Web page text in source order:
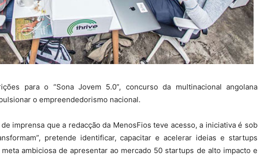
para o “Sona Jovem 5.0”, concurso da multinacional angolana
o empreendedorismo nacional.
imprensa que a redacção da MenosFios teve acesso, a iniciativa é sob
pretende identificar, capacitar e acelerar ideias e startups
ambiciosa de apresentar ao mercado 50 startups de alto impacto e